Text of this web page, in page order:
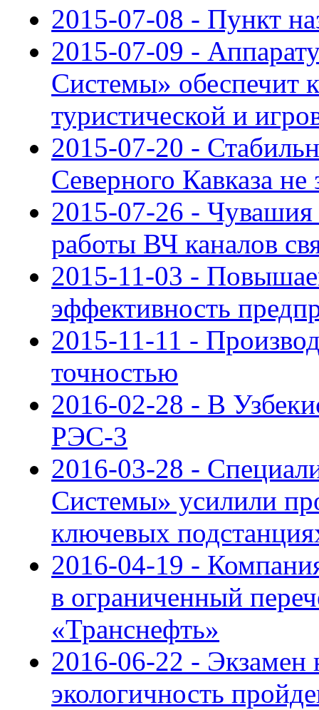
2015-07-08 - Пункт
2015-07-09 -
Системы» обеспечит
туристической и
2015-07-20 -
Северного Кавказа не
2015-07-26 - Чувашия
работы ВЧ каналов
2015-11-03 -
эффективность
2015-11-11 -
точностью
2016-02-28 - В
РЭС-3
2016-03-28 -
Системы» усилили
ключевых
2016-04-19 -
в ограниченный
«Транснефть»
2016-06-22 - Экзамен
экологичность